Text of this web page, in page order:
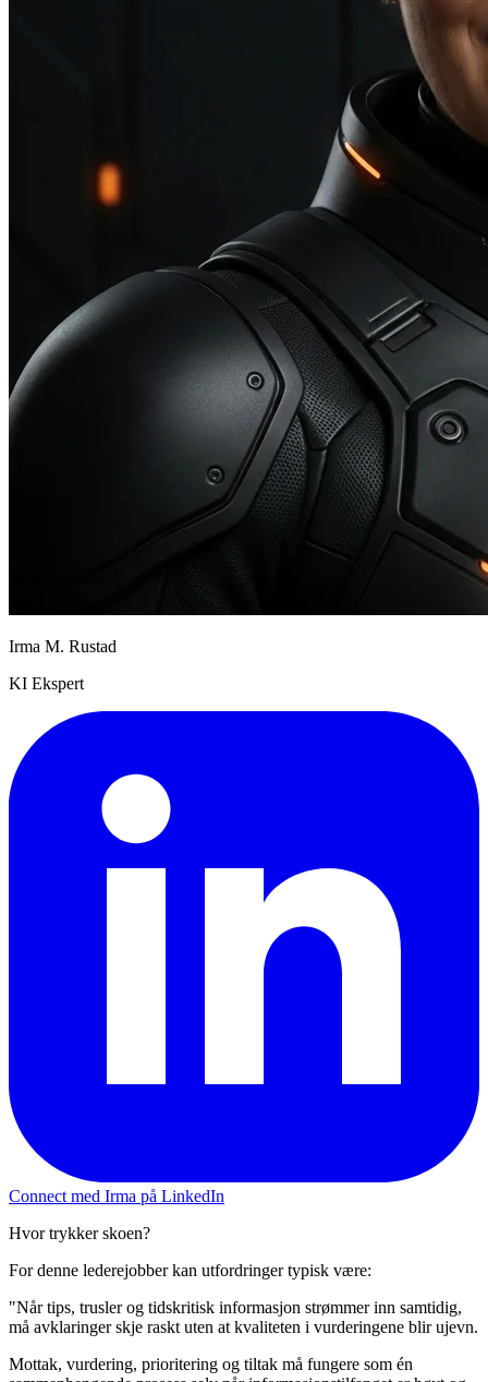
Irma M. Rustad
KI Ekspert
Connect med Irma på LinkedIn
Hvor trykker skoen?
For denne lederejobber kan utfordringer typisk være:
"Når tips, trusler og tidskritisk informasjon strømmer inn samtidig,
må avklaringer skje raskt uten at kvaliteten i vurderingene blir ujevn.
Mottak, vurdering, prioritering og tiltak må fungere som én